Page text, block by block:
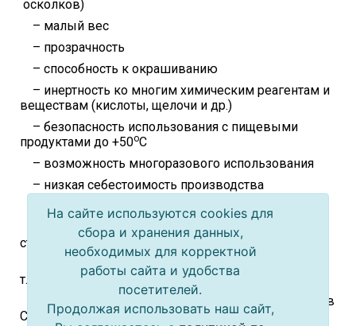
осколков)
– малый вес
– прозрачность
– способность к окрашиванию
– инертность ко многим химическим реагентам и
веществам (кислоты, щелочи и др.)
– безопасность использования с пищевыми
продуктами до +50оC
– возможность многоразового использования
– низкая себестоимость производства
Недостатки:
– неприменим для пастеризации или
стерилизации пищевых продуктов
– имеет ограничения по срокам хранения,
т.к.пропускает газы, ультрафиолет и кислород
– не может использоваться для разогрева пищи в
СВЧ-печах
На сайте используются cookies для
сбора и хранения данных,
необходимых для корректной
работы сайта и удобства
посетителей.
Продолжая использовать наш сайт,